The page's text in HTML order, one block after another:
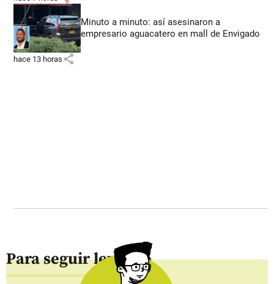
Minuto a minuto: así asesinaron a
empresario aguacatero en mall de Envigado
hace 13 horas share
Para seguir leyendo